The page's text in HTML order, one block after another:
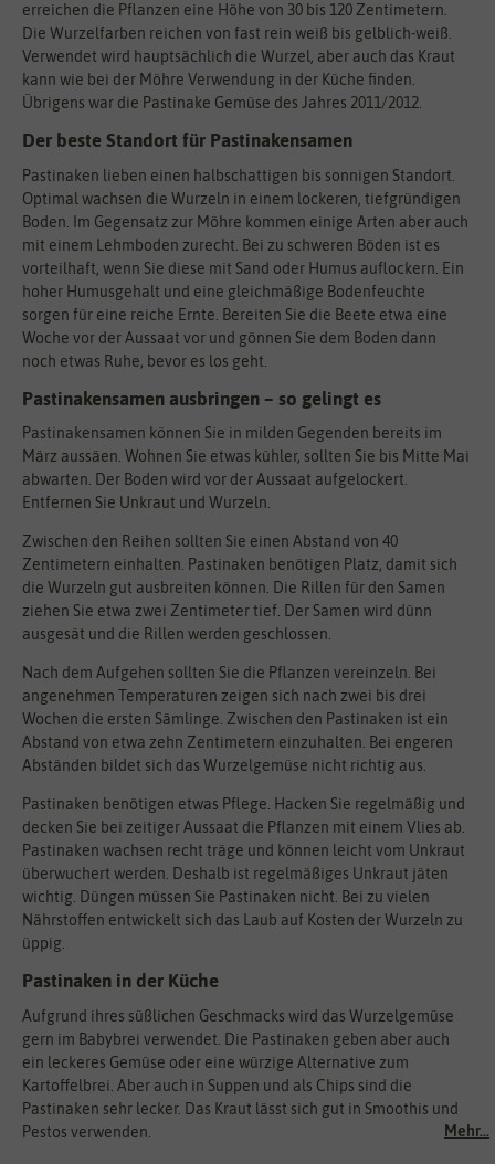
Mehr...
erreichen die Pflanzen eine Höhe von 30 bis 120 Zentimetern.
Die Wurzelfarben reichen von fast rein weiß bis gelblich-weiß.
Verwendet wird hauptsächlich die Wurzel, aber auch das Kraut
kann wie bei der Möhre Verwendung in der Küche finden.
Übrigens war die Pastinake Gemüse des Jahres 2011/2012.
Der beste Standort für Pastinakensamen
Pastinaken lieben einen halbschattigen bis sonnigen Standort.
Optimal wachsen die Wurzeln in einem lockeren, tiefgründigen
Boden. Im Gegensatz zur Möhre kommen einige Arten aber auch
mit einem Lehmboden zurecht. Bei zu schweren Böden ist es
vorteilhaft, wenn Sie diese mit Sand oder Humus auflockern. Ein
hoher Humusgehalt und eine gleichmäßige Bodenfeuchte
sorgen für eine reiche Ernte. Bereiten Sie die Beete etwa eine
Woche vor der Aussaat vor und gönnen Sie dem Boden dann
noch etwas Ruhe, bevor es los geht.
Pastinakensamen ausbringen – so gelingt es
Pastinakensamen können Sie in milden Gegenden bereits im
März aussäen. Wohnen Sie etwas kühler, sollten Sie bis Mitte Mai
abwarten. Der Boden wird vor der Aussaat aufgelockert.
Entfernen Sie Unkraut und Wurzeln.
Zwischen den Reihen sollten Sie einen Abstand von 40
Zentimetern einhalten. Pastinaken benötigen Platz, damit sich
die Wurzeln gut ausbreiten können. Die Rillen für den Samen
ziehen Sie etwa zwei Zentimeter tief. Der Samen wird dünn
ausgesät und die Rillen werden geschlossen.
Nach dem Aufgehen sollten Sie die Pflanzen vereinzeln. Bei
angenehmen Temperaturen zeigen sich nach zwei bis drei
Wochen die ersten Sämlinge. Zwischen den Pastinaken ist ein
Abstand von etwa zehn Zentimetern einzuhalten. Bei engeren
Abständen bildet sich das Wurzelgemüse nicht richtig aus.
Pastinaken benötigen etwas Pflege. Hacken Sie regelmäßig und
decken Sie bei zeitiger Aussaat die Pflanzen mit einem Vlies ab.
Pastinaken wachsen recht träge und können leicht vom Unkraut
überwuchert werden. Deshalb ist regelmäßiges Unkraut jäten
wichtig. Düngen müssen Sie Pastinaken nicht. Bei zu vielen
Nährstoffen entwickelt sich das Laub auf Kosten der Wurzeln zu
üppig.
Pastinaken in der Küche
Aufgrund ihres süßlichen Geschmacks wird das Wurzelgemüse
gern im Babybrei verwendet. Die Pastinaken geben aber auch
ein leckeres Gemüse oder eine würzige Alternative zum
Kartoffelbrei. Aber auch in Suppen und als Chips sind die
Pastinaken sehr lecker. Das Kraut lässt sich gut in Smoothis und
Pestos verwenden.